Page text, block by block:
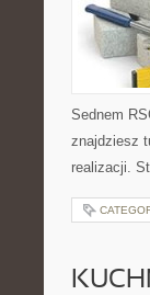
Sednem
znajdziesz
realizacji.